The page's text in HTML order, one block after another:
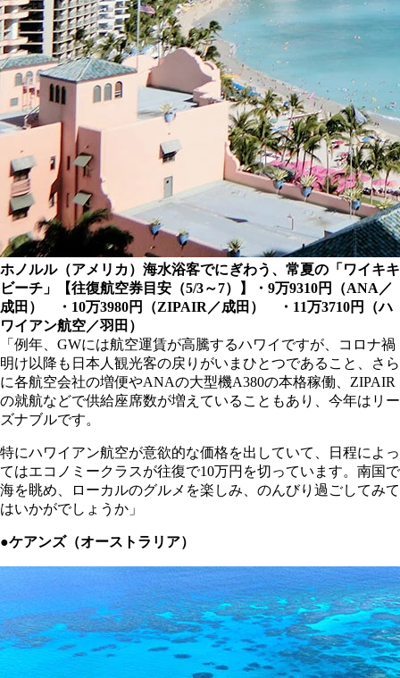
ホノルル（アメリカ）海水浴客でにぎわう、常夏の「ワイキキ
ビーチ」【往復航空券目安（5/3～7）】・9万9310円（ANA／
成田） ・10万3980円（ZIPAIR／成田） ・11万3710円（ハ
ワイアン航空／羽田）
「例年、GWには航空運賃が高騰するハワイですが、コロナ禍
明け以降も日本人観光客の戻りがいまひとつであること、さら
に各航空会社の増便やANAの大型機A380の本格稼働、ZIPAIR
の就航などで供給座席数が増えていることもあり、今年はリー
ズナブルです。
特にハワイアン航空が意欲的な価格を出していて、日程によっ
てはエコノミークラスが往復で10万円を切っています。南国で
海を眺め、ローカルのグルメを楽しみ、のんびり過ごしてみて
はいかがでしょうか」
●ケアンズ（オーストラリア）